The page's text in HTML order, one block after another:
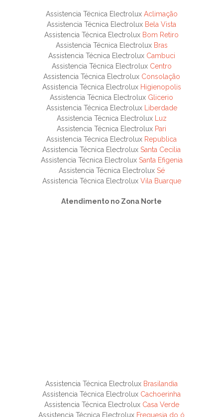
Assistencia Técnica Electrolux Aclimação
Assistencia Técnica Electrolux Bela Vista
Assistencia Técnica Electrolux Bom Retiro
Assistencia Técnica Electrolux Bras
Assistencia Técnica Electrolux Cambuci
Assistencia Técnica Electrolux Centro
Assistencia Técnica Electrolux Consolação
Assistencia Técnica Electrolux Higienopolis
Assistencia Técnica Electrolux Glicerio
Assistencia Técnica Electrolux
Liberdade
Assistencia Técnica Electrolux
Luz
Assistencia Técnica Electrolux Pari
Assistencia Técnica Electrolux Republica
Assistencia Técnica Electrolux Santa Cecilia
Assistencia Técnica Electrolux Santa Efigenia
Assistencia Técnica Electrolux Sé
Assistencia Técnica Electrolux Vila Buarque
Atendimento no Zona Norte
Assistencia Técnica Electrolux Brasilandia
Assistencia Técnica Electrolux Cachoerinha
Assistencia Técnica Electrolux Casa Verde
Assistencia Técnica Electrolux Freguesia do ó